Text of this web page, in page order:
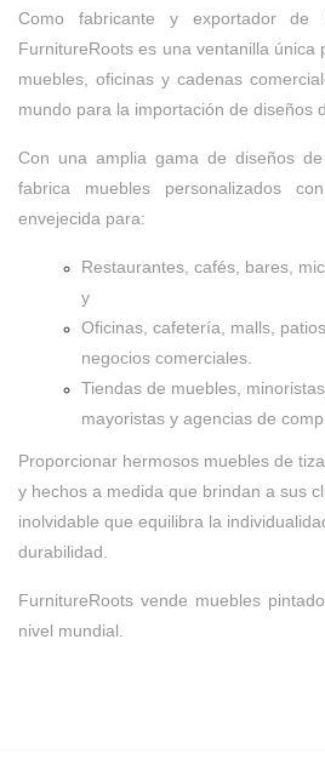
Como fabricante y exportador de
FurnitureRoots es una ventanilla única
muebles, oficinas y cadenas
mundo para la importación de diseños
Con una amplia gama de diseños
fabrica muebles personalizados
envejecida para:
Restaurantes, cafés, bares,
y
Oficinas, cafetería, malls,
negocios comerciales.
Tiendas de muebles,
mayoristas y agencias de
Proporcionar hermosos muebles de
y hechos a medida que brindan a sus
inolvidable que equilibra la
durabilidad.
FurnitureRoots vende muebles
nivel mundial.